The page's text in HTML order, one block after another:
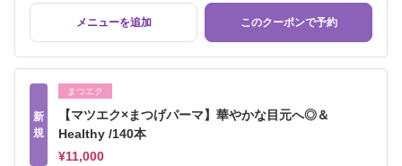
メニューを追加 このクーポンで予約
新
規
まつエク
【マツエク×まつげパーマ】華やかな目元へ◎＆
Healthy /140本
¥11,000